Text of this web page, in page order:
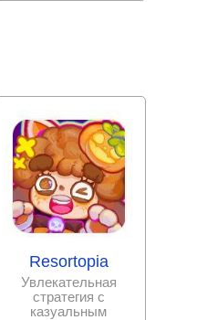
Resortopia
Увлекательная
стратегия с
казуальным